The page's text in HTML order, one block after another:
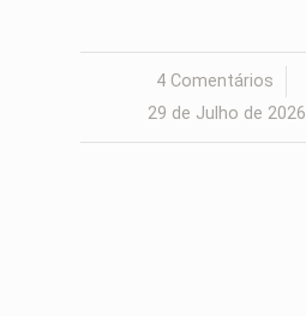
4 Comentários
/
29 de Julho de 2026